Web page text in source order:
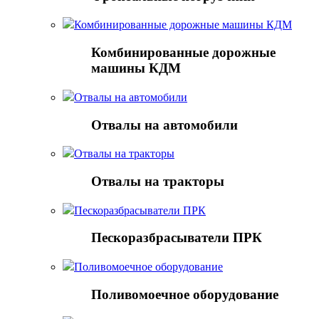
Комбинированные дорожные машины КДМ
Комбинированные дорожные
машины КДМ
Отвалы на автомобили
Отвалы на автомобили
Отвалы на тракторы
Отвалы на тракторы
Пескоразбрасыватели ПРК
Пескоразбрасыватели ПРК
Поливомоечное оборудование
Поливомоечное оборудование